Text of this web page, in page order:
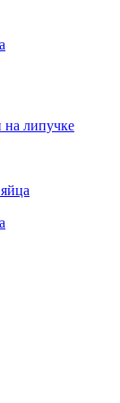
на липучке